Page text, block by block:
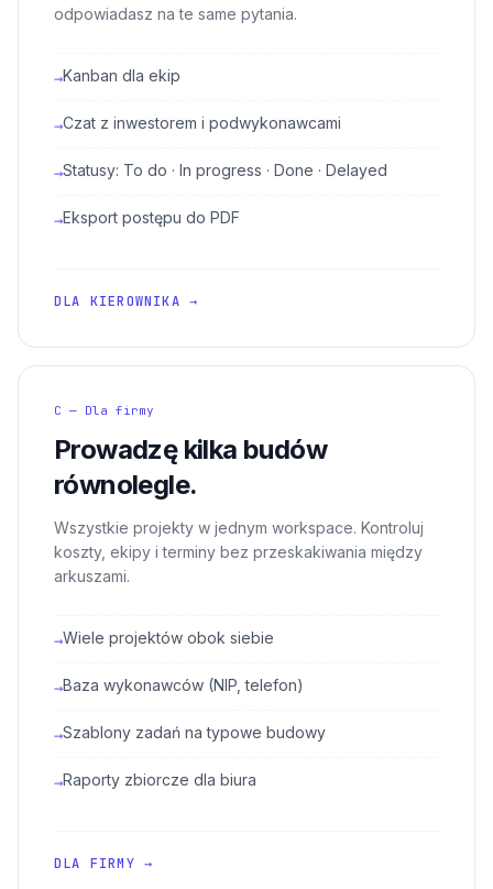
odpowiadasz na te same pytania.
→Kanban dla ekip
→Czat z inwestorem i podwykonawcami
→Statusy: To do · In progress · Done · Delayed
→Eksport postępu do PDF
DLA KIEROWNIKA →
C — Dla firmy
Prowadzę kilka budów
równolegle.
Wszystkie projekty w jednym workspace. Kontroluj
koszty, ekipy i terminy bez przeskakiwania między
arkuszami.
→Wiele projektów obok siebie
→Baza wykonawców (NIP, telefon)
→Szablony zadań na typowe budowy
→Raporty zbiorcze dla biura
DLA FIRMY →